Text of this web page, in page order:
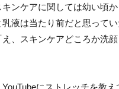
ンケアに関しては幼い頃
液は当たり前だと思って
え、スキンケアどころか洗